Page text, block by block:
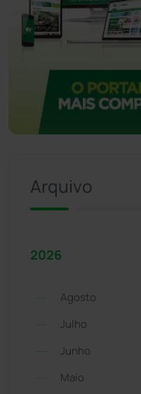
Arquivo
2026
Agosto
Julho
Junho
Maio